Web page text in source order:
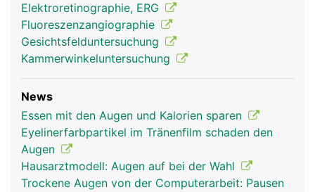
Elektroretinographie, ERG
Fluoreszenzangiographie
Gesichtsfelduntersuchung
Kammerwinkeluntersuchung
News
Essen mit den Augen und Kalorien sparen
Eyelinerfarbpartikel im Tränenfilm schaden den
Augen
Hausarztmodell: Augen auf bei der Wahl
Trockene Augen von der Computerarbeit: Pausen